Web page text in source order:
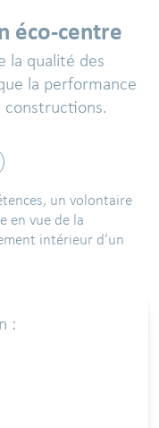
éco-centre
la qualité des
la performance
constructions.
un volontaire
en vue de la
intérieur d’un
: